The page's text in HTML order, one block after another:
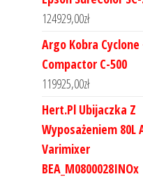
124929,00zł
Argo Kobra Cyclone
Compactor C-500
119925,00zł
Hert.Pl Ubijaczka Z
Wyposażeniem 80L
Varimixer
BEA_M0800028INOx